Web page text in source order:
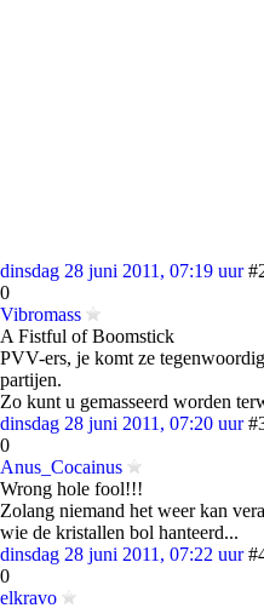
dinsdag 28 juni 2011, 07:19 uur
0
Vibromass
A Fistful of Boomstick
PVV-ers, je komt ze
partijen.
Zo kunt u gemasseerd worden
dinsdag 28 juni 2011, 07:20 uur
0
Anus_Cocainus
Wrong hole fool!!!
Zolang niemand het weer kan
wie de kristallen bol hanteerd...
dinsdag 28 juni 2011, 07:22 uur
0
elkravo